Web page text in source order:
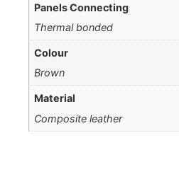
Panels Connecting
Thermal bonded
Colour
Brown
Material
Composite leather